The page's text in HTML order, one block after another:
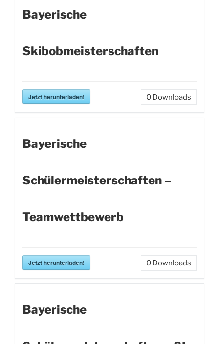
Bayerische
Skibobmeisterschaften
Jetzt herunterladen! 0 Downloads
Bayerische
Schülermeisterschaften –
Teamwettbewerb
Jetzt herunterladen! 0 Downloads
Bayerische